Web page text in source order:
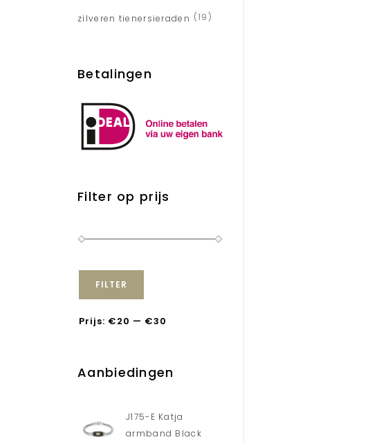
zilveren tienersieraden (19)
Betalingen
Filter op prijs
FILTER
Prijs: €20 — €30
Aanbiedingen
J175-E Katja
armband Black